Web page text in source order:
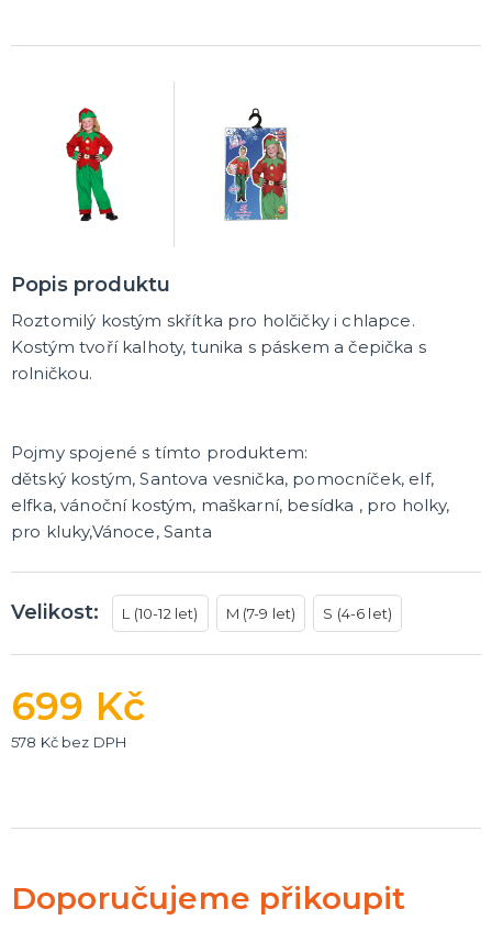
Popis produktu
Roztomilý kostým skřítka pro holčičky i chlapce.
Kostým tvoří kalhoty, tunika s páskem a čepička s
rolničkou.
Pojmy spojené s tímto produktem:
dětský kostým, Santova vesnička, pomocníček, elf,
elfka, vánoční kostým, maškarní, besídka , pro holky,
pro kluky,Vánoce, Santa
Velikost: L (10-12 let) M (7-9 let) S (4-6 let)
699 Kč
578 Kč bez DPH
Doporučujeme přikoupit